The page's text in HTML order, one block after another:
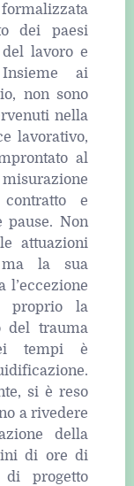
dei paesi
lavoro e
ai
non sono
nella
lavorativo,
al
e
Non
attuazioni
la sua
l’eccezione
proprio la
del trauma
tempi è
si è reso
a rivedere
della
di ore di
progetto